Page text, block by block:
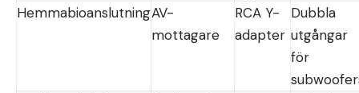
HemmabioanslutningAV-
mottagare
RCA Y-
adapter
Dubbla
utgångar
för